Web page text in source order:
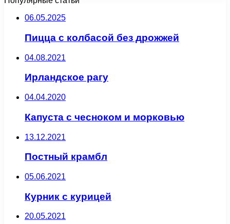
06.05.2025
Пицца с колбасой без дрожжей
04.08.2021
Ирландское рагу
04.04.2020
Капуста с чесноком и морковью
13.12.2021
Постный крамбл
05.06.2021
Курник с курицей
20.05.2021